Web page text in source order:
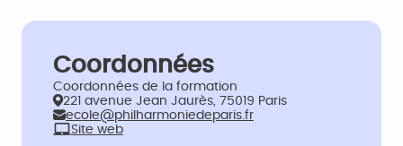
Coordonnées
Coordonnées de la formation
221 avenue Jean Jaurès, 75019 Paris
ecole@philharmoniedeparis.fr
Site web